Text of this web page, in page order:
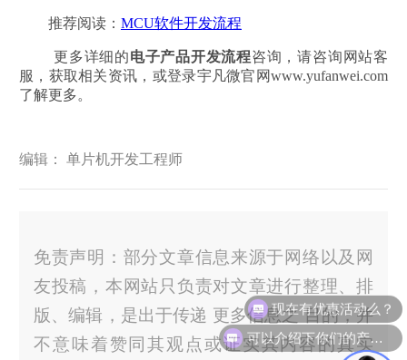
推荐阅读： MCU软件开发流程
更多详细的电子产品开发流程咨询，请咨询网站客
服，获取相关资讯，或登录宇凡微官网www.yufanwei.com
了解更多。
编辑： 单片机开发工程师
免责声明：部分文章信息来源于网络以及网
友投稿，本网站只负责对文章进行整理、排
版、编辑，是出于传递 更多信息之 目的，并
不意味着赞同其观点或证实其内容的真实
可以介绍下你们的产品么？
现在有优惠活动么？